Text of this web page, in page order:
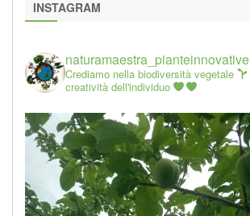
INSTAGRAM
naturamaestra_pianteinnovative
Crediamo nella biodiversità vegetale
creatività dell'individuo